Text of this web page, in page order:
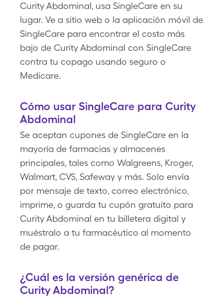
Curity Abdominal, usa SingleCare en su
lugar. Ve a sitio web o la aplicación móvil de
SingleCare para encontrar el costo más
bajo de Curity Abdominal con SingleCare
contra tu copago usando seguro o
Medicare.
Cómo usar SingleCare para Curity
Abdominal
Se aceptan cupones de SingleCare en la
mayoría de farmacias y almacenes
principales, tales como Walgreens, Kroger,
Walmart, CVS, Safeway y más. Solo envía
por mensaje de texto, correo electrónico,
imprime, o guarda tu cupón gratuito para
Curity Abdominal en tu billetera digital y
muéstralo a tu farmacéutico al momento
de pagar.
¿Cuál es la versión genérica de
Curity Abdominal?